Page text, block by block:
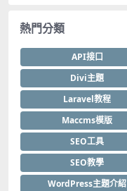
熱門分類
API接口
Divi主題
Laravel教程
Maccms模版
SEO工具
SEO教學
WordPress主題介紹